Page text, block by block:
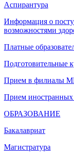
Аспирантура
Информация о
возможностями
Платные
Подготовительные
Прием в филиалы
Прием иностранных
ОБРАЗОВАНИЕ
Бакалавриат
Магистратура